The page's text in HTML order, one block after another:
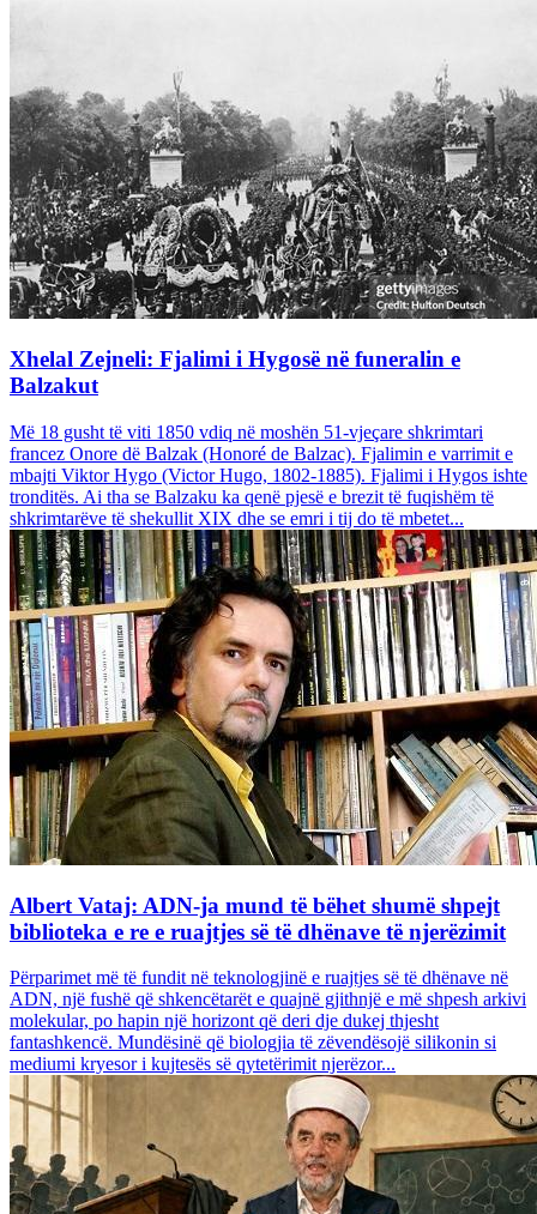
Xhelal Zejneli: Fjalimi i Hygosë në funeralin e
Balzakut
Më 18 gusht të viti 1850 vdiq në moshën 51-vjeçare shkrimtari
francez Onore dë Balzak (Honoré de Balzac). Fjalimin e varrimit e
mbajti Viktor Hygo (Victor Hugo, 1802-1885). Fjalimi i Hygos ishte
tronditës. Ai tha se Balzaku ka qenë pjesë e brezit të fuqishëm të
shkrimtarëve të shekullit XIX dhe se emri i tij do të mbetet...
Albert Vataj: ADN-ja mund të bëhet shumë shpejt
biblioteka e re e ruajtjes së të dhënave të njerëzimit
Përparimet më të fundit në teknologjinë e ruajtjes së të dhënave në
ADN, një fushë që shkencëtarët e quajnë gjithnjë e më shpesh arkivi
molekular, po hapin një horizont që deri dje dukej thjesht
fantashkencë. Mundësinë që biologjia të zëvendësojë silikonin si
mediumi kryesor i kujtesës së qytetërimit njerëzor...